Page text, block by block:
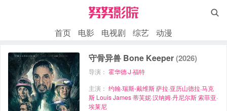

首页 电影 电视剧 综艺 动漫
守骨异兽 Bone Keeper(2026)
导演：霍华德·J·福特
主演：约翰·瑞斯-戴维斯 萨拉·亚历山德拉·马克
斯 Louis James 蒂芙妮·汉纳姆·丹尼尔斯 索菲亚·
埃莱尼